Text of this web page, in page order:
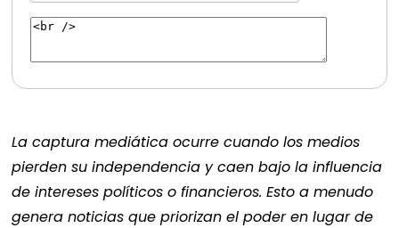
La captura mediática ocurre cuando los medios
pierden su independencia y caen bajo la influencia
de intereses políticos o financieros. Esto a menudo
genera noticias que priorizan el poder en lugar de